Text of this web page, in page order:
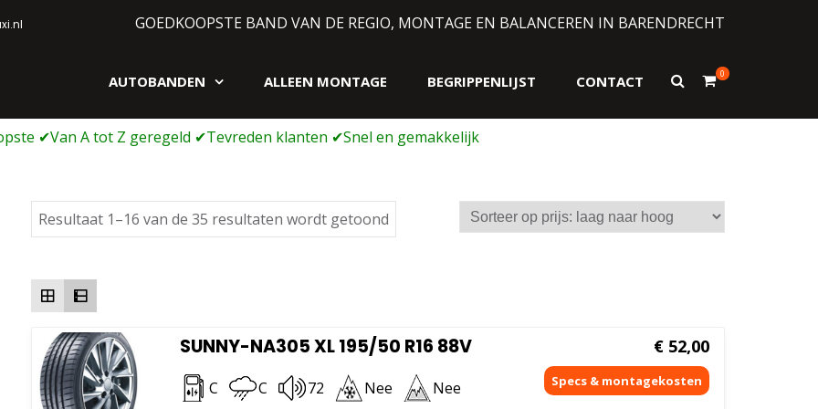
GOEDKOOPSTE BAND VAN DE REGIO, MONTAGE EN BALANCEREN IN BARENDRECHT
AUTOBANDEN ALLEEN MONTAGE BEGRIPPENLIJST CONTACT
Toon
0
Resultaat 1–16 van de 35 resultaten wordt getoond
op
SUNNY-NA305 XL 195/50 R16 88V
C C 72 Nee Nee
€ 52,00